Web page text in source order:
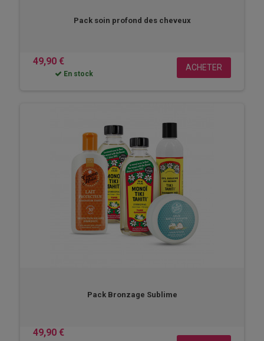
Pack soin profond des cheveux
49,90 €
En stock
ACHETER
Pack Bronzage Sublime
49,90 €